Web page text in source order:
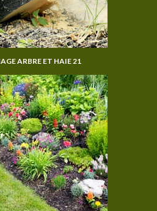
ARBRE ET HAIE 21